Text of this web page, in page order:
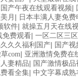
国产午夜在线观看视频|
月 | 日本丰满人妻免费
软件| 就操五月天在线
免费观看| 一区二区三
久久福利国产| 国产
com| 亚洲激情免费在
妻精品| 国产激情极
看全集| 中文字幕成熟